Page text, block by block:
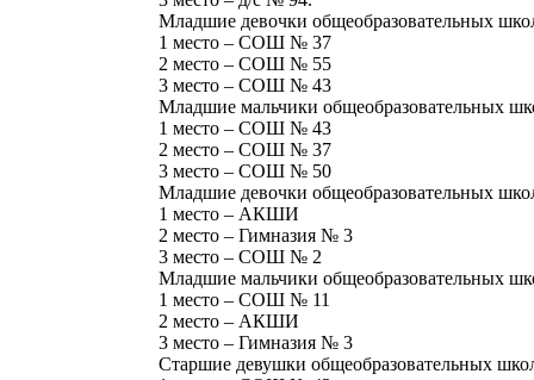
Младшие девочки общеобразовательных
1 место – СОШ № 37
2 место – СОШ № 55
3 место – СОШ № 43
Младшие мальчики общеобразовательных
1 место – СОШ № 43
2 место – СОШ № 37
3 место – СОШ № 50
Младшие девочки общеобразовательных
1 место – АКШИ
2 место – Гимназия № 3
3 место – СОШ № 2
Младшие мальчики общеобразовательных
1 место – СОШ № 11
2 место – АКШИ
3 место – Гимназия № 3
Старшие девушки общеобразовательных